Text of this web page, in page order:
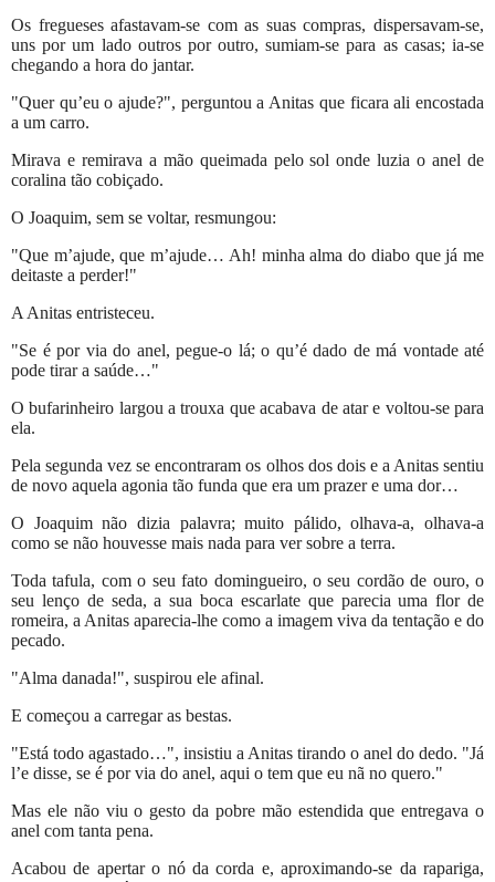
Os fregueses afastavam-se com as suas compras, dispersavam-se,
uns por um lado outros por outro, sumiam-se para as casas; ia-se
chegando a hora do jantar.
"Quer qu’eu o ajude?", perguntou a Anitas que ficara ali encostada
a um carro.
Mirava e remirava a mão queimada pelo sol onde luzia o anel de
coralina tão cobiçado.
O Joaquim, sem se voltar, resmungou:
"Que m’ajude, que m’ajude… Ah! minha alma do diabo que já me
deitaste a perder!"
A Anitas entristeceu.
"Se é por via do anel, pegue-o lá; o qu’é dado de má vontade até
pode tirar a saúde…"
O bufarinheiro largou a trouxa que acabava de atar e voltou-se para
ela.
Pela segunda vez se encontraram os olhos dos dois e a Anitas sentiu
de novo aquela agonia tão funda que era um prazer e uma dor…
O Joaquim não dizia palavra; muito pálido, olhava-a, olhava-a
como se não houvesse mais nada para ver sobre a terra.
Toda tafula, com o seu fato domingueiro, o seu cordão de ouro, o
seu lenço de seda, a sua boca escarlate que parecia uma flor de
romeira, a Anitas aparecia-lhe como a imagem viva da tentação e do
pecado.
"Alma danada!", suspirou ele afinal.
E começou a carregar as bestas.
"Está todo agastado…", insistiu a Anitas tirando o anel do dedo. "Já
l’e disse, se é por via do anel, aqui o tem que eu nã no quero."
Mas ele não viu o gesto da pobre mão estendida que entregava o
anel com tanta pena.
Acabou de apertar o nó da corda e, aproximando-se da rapariga,